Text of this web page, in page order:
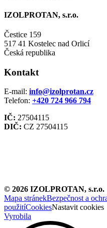
IZOLPROTAN, s.r.o.
Čestice 159
517 41 Kostelec nad Orlicí
Česká republika
Kontakt
E-mail: info@izolprotan.cz
Telefon: +420 724 966 794
IČ: 27504115
DIČ: CZ 27504115
© 2026 IZOLPROTAN, s.r.o.
Mapa stránekBezpečnost a
použitíCookiesNastavit cookies
Vyrobila